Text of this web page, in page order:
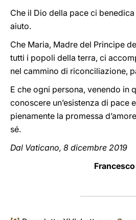
Che il Dio della pace ci
aiuto.
Che Maria, Madre del Principe
tutti i popoli della terra, ci
nel cammino di riconciliazione,
E che ogni persona, venendo in
conoscere un’esistenza di pace
pienamente la promessa
sé.
Dal Vaticano, 8 dicembre 2019
Francesco